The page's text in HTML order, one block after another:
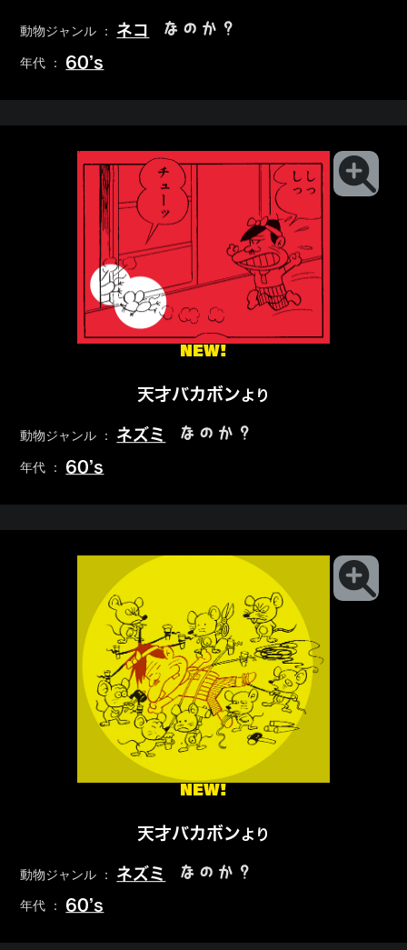
動物ジャンル ： ネコ なのか？
年代 ： 60’s
NEW!
天才バカボンより
動物ジャンル ： ネズミ なのか？
年代 ： 60’s
NEW!
天才バカボンより
動物ジャンル ： ネズミ なのか？
年代 ： 60’s